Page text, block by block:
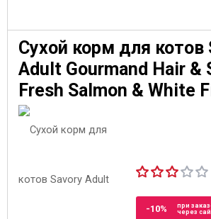
Сухой корм для котов
Adult Gourmand Hair &
Fresh Salmon & White
-10%
при
через